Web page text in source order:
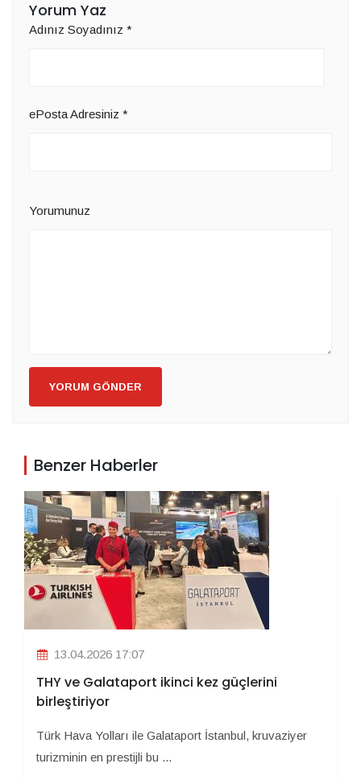
Yorum Yaz
Adınız Soyadınız *
ePosta Adresiniz *
Yorumunuz
YORUM GÖNDER
Benzer Haberler
13.04.2026 17:07
THY ve Galataport ikinci kez güçlerini
birleştiriyor
Türk Hava Yolları ile Galataport İstanbul, kruvaziyer
turizminin en prestijli bu ...